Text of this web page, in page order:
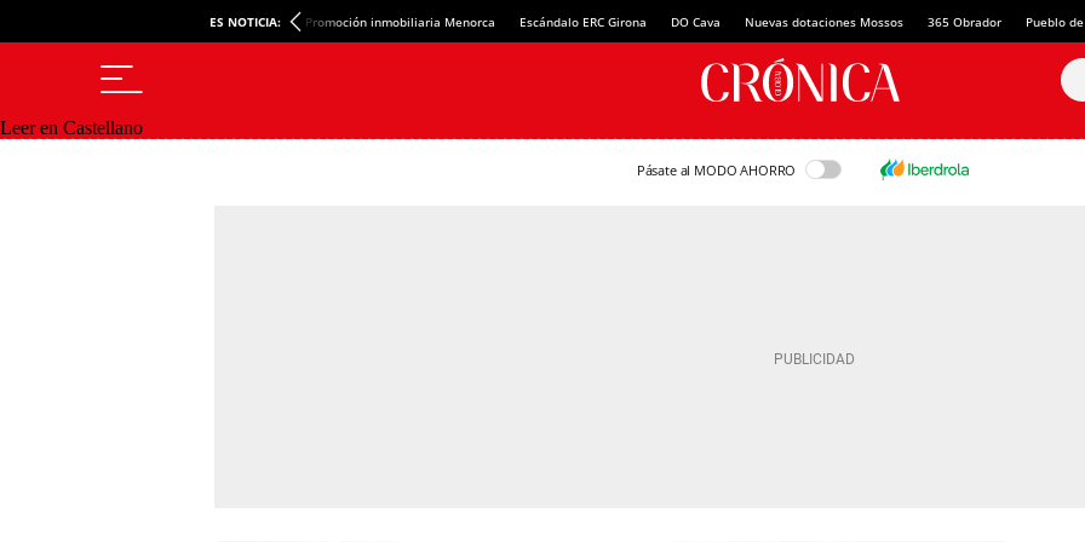
ES NOTICIA: Promoción inmobiliaria Menorca Escándalo ERC Girona DO Cava Nuevas dotaciones Mossos 365 Obrador Pueblo
Leer en Castellano
Pásate al MODO AHORRO